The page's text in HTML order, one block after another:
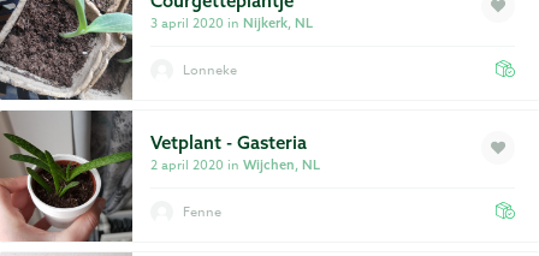
3 april 2020 in Nijkerk, NL
Lonneke
Vetplant - Gasteria
2 april 2020 in Wijchen, NL
Fenne